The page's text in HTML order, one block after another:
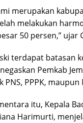
merupakan
melakukan
50 persen,” ujar
terdapat batasan
Pemkab
PNS, PPPK,
itu, Kepala
Harimurti,